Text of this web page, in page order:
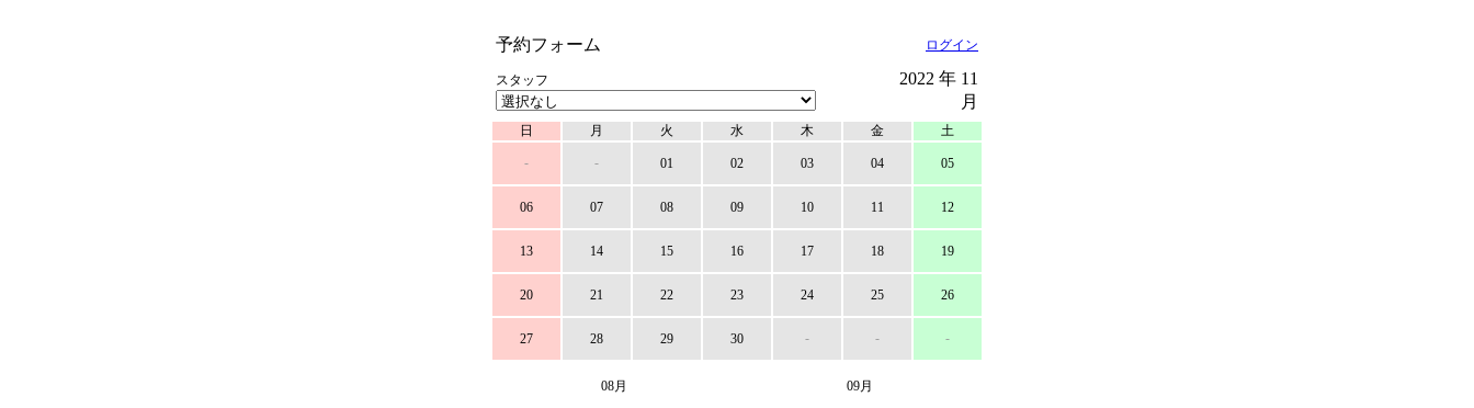
予約フォーム ログイン
スタッフ
2022 年 11
月
日 月 火 水 木 金 土
- - 01 02 03 04 05
06 07 08 09 10 11 12
13 14 15 16 17 18 19
20 21 22 23 24 25 26
27 28 29 30 - - -
08月 09月